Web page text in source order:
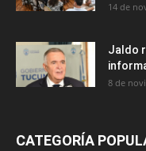
14 de
Jaldo
8 de
CATEGORÍA